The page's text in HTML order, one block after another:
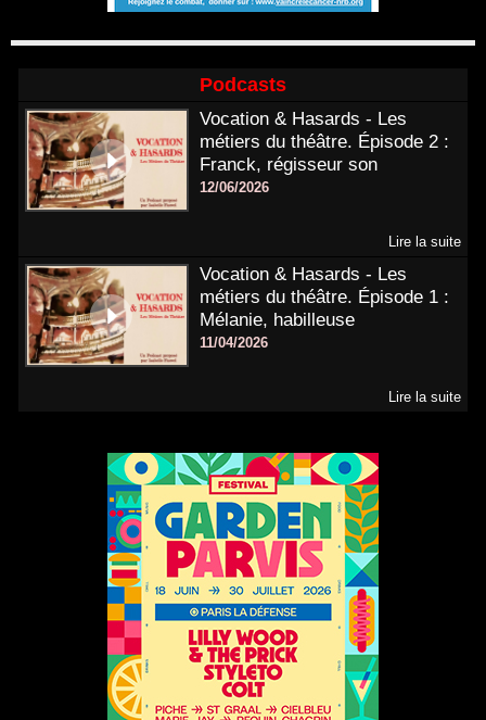
Podcasts
Vocation & Hasards - Les
métiers du théâtre. Épisode 2 :
Franck, régisseur son
12/06/2026
Lire la suite
Vocation & Hasards - Les
métiers du théâtre. Épisode 1 :
Mélanie, habilleuse
11/04/2026
Lire la suite